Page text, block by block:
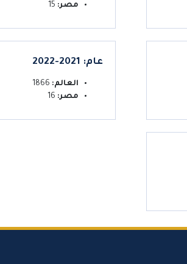
مصر:
عام: 2021-2022
العالم:
مصر: